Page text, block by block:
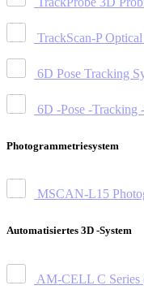
TrackScan-P
6D Pose Tracking
6D -Pose -Tracking
Photogrammetriesystem
MSCAN-L15
Automatisiertes 3D -System
AM-CELL C Series